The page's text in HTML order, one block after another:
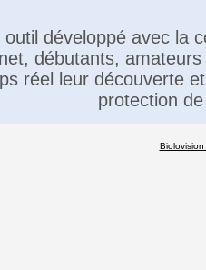
développé avec la
débutants,
réel leur découverte
protection
Biolovision